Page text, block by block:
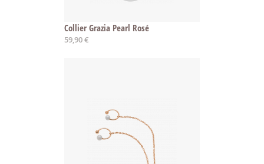
Collier Grazia Pearl Rosé
59,90 €